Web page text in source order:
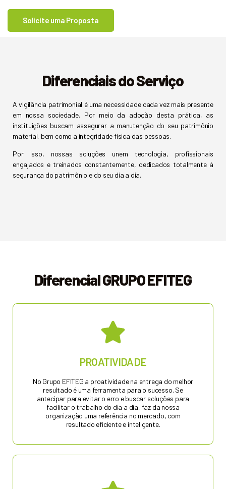
Solicite uma Proposta
Diferenciais do Serviço
A vigilância patrimonial é uma necessidade cada vez mais presente
em nossa sociedade. Por meio da adoção desta prática, as
instituições buscam assegurar a manutenção do seu patrimônio
material, bem como a integridade física das pessoas.
Por isso, nossas soluções unem tecnologia, profissionais
engajados e treinados constantemente, dedicados totalmente à
segurança do patrimônio e do seu dia a dia.
Diferencial GRUPO EFITEG
PROATIVIDADE
No Grupo EFITEG a proatividade na entrega do melhor
resultado é uma ferramenta para o sucesso. Se
antecipar para evitar o erro e buscar soluções para
facilitar o trabalho do dia a dia, faz da nossa
organização uma referência no mercado, com
resultado eficiente e inteligente.
REDUÇÃO DE CUSTOS
Solicite um Orçamento